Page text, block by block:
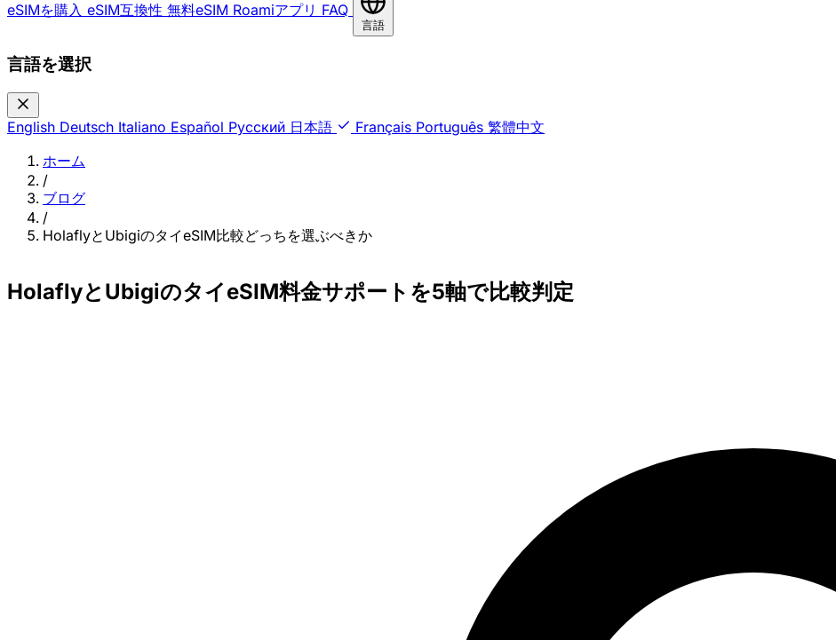
eSIMを購入 eSIM互換性 無料eSIM Roamiアプリ FAQ
言語
言語を選択
English Deutsch Italiano Español Русский 日本語 Français Português 繁體中文
ホーム
/
ブログ
/
HolaflyとUbigiのタイeSIM比較どっちを選ぶべきか
HolaflyとUbigiのタイeSIM料金サポートを5軸で比較判定